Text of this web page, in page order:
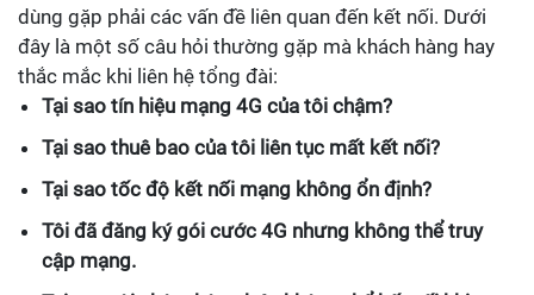
dùng gặp phải các vấn đề liên quan đến kết nối. Dưới
đây là một số câu hỏi thường gặp mà khách hàng hay
thắc mắc khi liên hệ tổng đài:
Tại sao tín hiệu mạng 4G của tôi chậm?
Tại sao thuê bao của tôi liên tục mất kết nối?
Tại sao tốc độ kết nối mạng không ổn định?
Tôi đã đăng ký gói cước 4G nhưng không thể truy
cập mạng.